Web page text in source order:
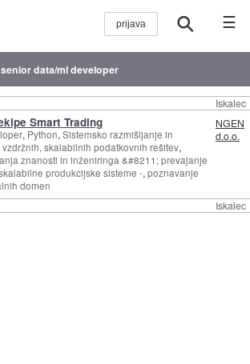
☰
senior data/ml developer
Iskalec
Iskalec
Smart Trading
, Python, Sistemsko razmišljanje in
skalabilnih podatkovnih rešitev,
znanosti in inženiringa &#8211; prevajanje
produkcijske sisteme -, poznavanje
domen
NGEN
d.o.o.